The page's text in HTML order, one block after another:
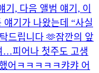
, 다음 앨범 얘기, 이
기가 나왔는데 “사실
드립니다 🫶잠깐의 앞
…피어나 첫주도 고생
어ㅋㅋㅋㅋㅋ캬캬 어